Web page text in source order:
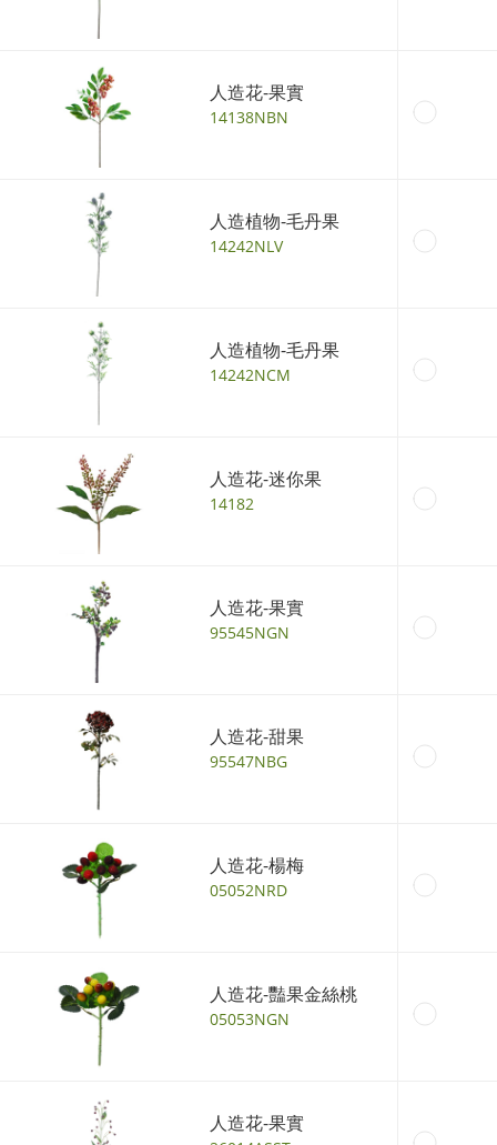
人造花-果實
14138NBN
人造植物-毛丹果
14242NLV
人造植物-毛丹果
14242NCM
人造花-迷你果
14182
人造花-果實
95545NGN
人造花-甜果
95547NBG
人造花-楊梅
05052NRD
人造花-豔果金絲桃
05053NGN
人造花-果實